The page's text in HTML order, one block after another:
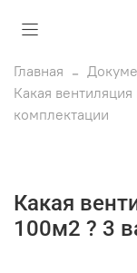
Главная
Какая
комплектации
Какая
100м2 ? 3